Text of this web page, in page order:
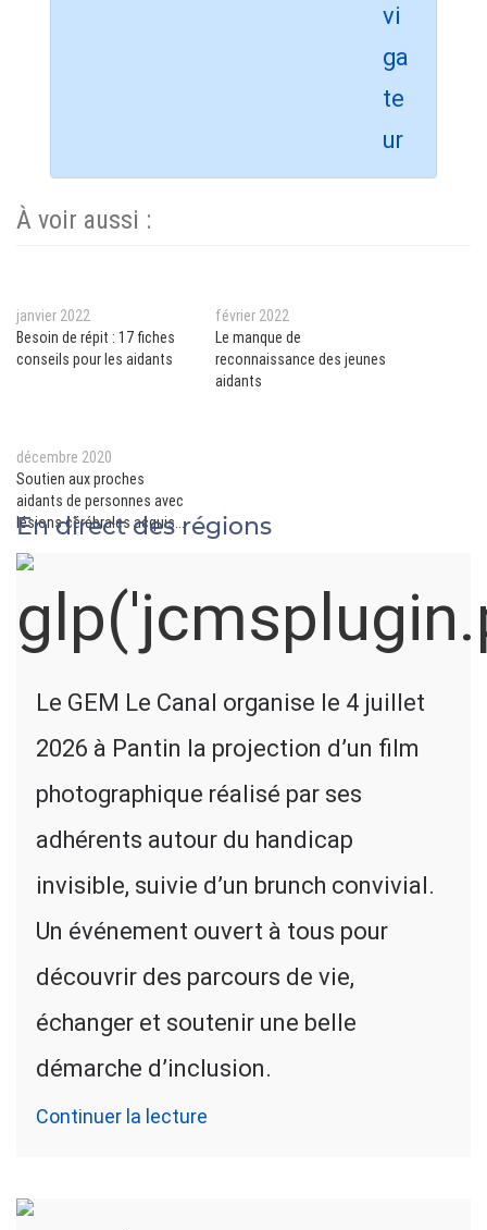
À voir aussi :
janvier 2022
Besoin de répit : 17 fiches
conseils pour les aidants
février 2022
Le manque de
reconnaissance des jeunes
aidants
décembre 2020
Soutien aux proches
aidants de personnes avec
lésions cérébrales acquises
En direct des régions
Le GEM Le Canal organise le 4 juillet
2026 à Pantin la projection d’un film
photographique réalisé par ses
adhérents autour du handicap
invisible, suivie d’un brunch convivial.
Un événement ouvert à tous pour
découvrir des parcours de vie,
échanger et soutenir une belle
démarche d’inclusion.
Continuer la lecture